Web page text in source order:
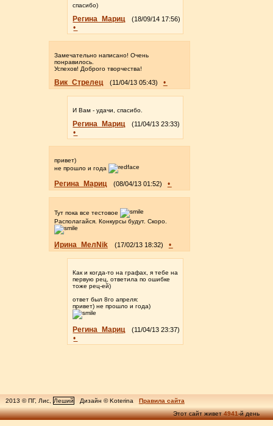
спасибо)
Регина_Мариц (18/09/14 17:56)
•
Замечательно написано! Очень
понравилось.
Успехов! Доброго творчества!
Вик_Стрелец (11/04/13 05:43) •
И Вам - удачи, спасибо.
Регина_Мариц (11/04/13 23:33)
•
привет)
не прошло и года
Регина_Мариц (08/04/13 01:52) •
Тут пока все тестовое
Располагайся. Конкурсы будут. Скоро.
Ирина_МелNik (17/02/13 18:32) •
Как и когда-то на графах, я тебе на
первую рец, ответила по ошибке
тоже рец-ей)
ответ был 8го апреля:
привет) не прошло и года)
Регина_Мариц (11/04/13 23:37)
•
2013 © ПГ, Лис, Леший Дизайн © Koterina
Правила сайта
Этот сайт живет4941-й день